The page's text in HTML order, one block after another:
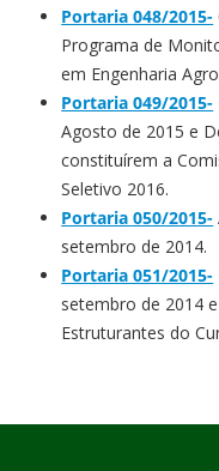
Portaria 048/2015-
Programa de
em Engenharia
Portaria 049/2015-
Agosto de 2015 e
constituírem a
Seletivo 2016.
Portaria 050/2015-
setembro de 2014.
Portaria 051/2015-
setembro de 2014
Estruturantes do